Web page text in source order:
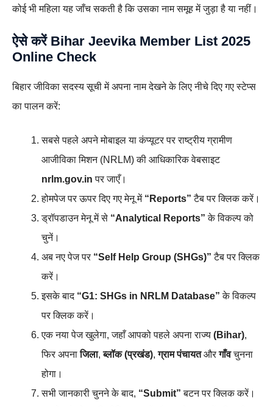
कोई भी महिला यह जाँच सकती है कि उसका नाम समूह में जुड़ा है या नहीं।
ऐसे करें Bihar Jeevika Member List 2025
Online Check
बिहार जीविका सदस्य सूची में अपना नाम देखने के लिए नीचे दिए गए स्टेप्स
का पालन करें:
सबसे पहले अपने मोबाइल या कंप्यूटर पर राष्ट्रीय ग्रामीण
आजीविका मिशन (NRLM) की आधिकारिक वेबसाइट
nrlm.gov.in पर जाएँ।
होमपेज पर ऊपर दिए गए मेनू में “Reports” टैब पर क्लिक करें।
ड्रॉपडाउन मेनू में से “Analytical Reports” के विकल्प को
चुनें।
अब नए पेज पर “Self Help Group (SHGs)” टैब पर क्लिक
करें।
इसके बाद “G1: SHGs in NRLM Database” के विकल्प
पर क्लिक करें।
एक नया पेज खुलेगा, जहाँ आपको पहले अपना राज्य (Bihar),
फिर अपनाजिला,ब्लॉक (प्रखंड),ग्राम पंचायतऔरगाँवचुनना
होगा।
सभी जानकारी चुनने के बाद, “Submit” बटन पर क्लिक करें।